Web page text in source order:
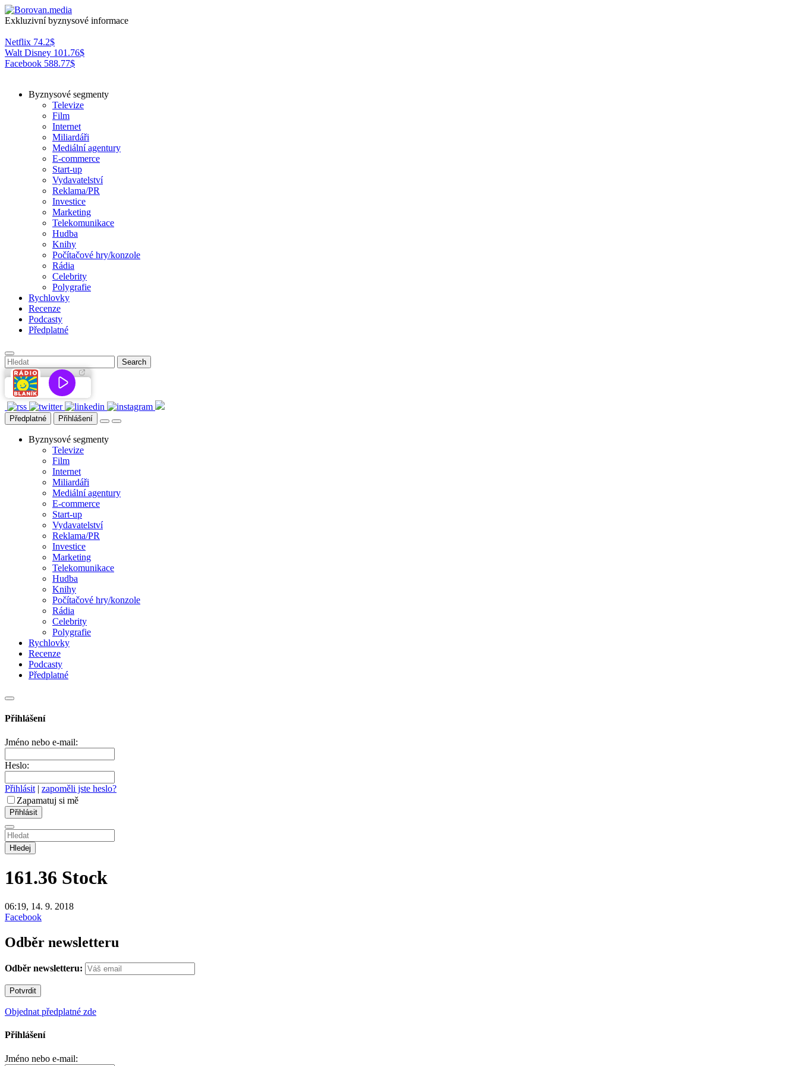
Exkluzivní byznysové informace
Netflix 74.2$
Walt Disney 101.76$
Facebook 588.77$
Byznysové segmenty
Televize
Film
Internet
Miliardáři
Mediální agentury
E-commerce
Start-up
Vydavatelství
Reklama/PR
Investice
Marketing
Telekomunikace
Hudba
Knihy
Počítačové hry/konzole
Rádia
Celebrity
Polygrafie
Rychlovky
Recenze
Podcasty
Předplatné
Předplatné Přihlášení
Byznysové segmenty
Televize
Film
Internet
Miliardáři
Mediální agentury
E-commerce
Start-up
Vydavatelství
Reklama/PR
Investice
Marketing
Telekomunikace
Hudba
Knihy
Počítačové hry/konzole
Rádia
Celebrity
Polygrafie
Rychlovky
Recenze
Podcasty
Předplatné
Přihlášení
Jméno nebo e-mail:
Heslo:
Přihlásit | zapoměli jste heslo?
Zapamatuj si mě
Hledej
161.36 Stock
06:19, 14. 9. 2018
Facebook
Odběr newsletteru
Odběr newsletteru:
Objednat předplatné zde
Přihlášení
Jméno nebo e-mail: